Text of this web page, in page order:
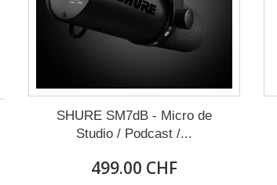
SHURE SM7dB - Micro de
Studio / Podcast /...
499.00 CHF